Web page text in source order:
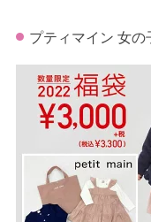
プティマイン 女の